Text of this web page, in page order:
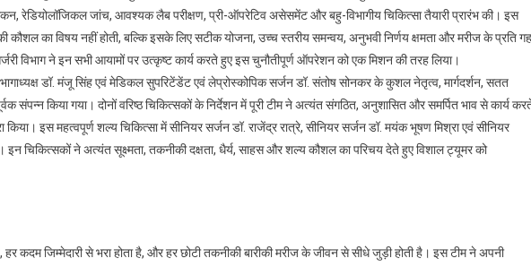
रेडियोलॉजिकल जांच, आवश्यक लैब परीक्षण, प्री-ऑपरेटिव असेसमेंट और बहु-विभागीय चिकित्सा तैयारी प्रारंभ की। इस
का विषय नहीं होती, बल्कि इसके लिए सटीक योजना, उच्च स्तरीय समन्वय, अनुभवी निर्णय क्षमता और मरीज के प्रति
विभाग ने इन सभी आयामों पर उत्कृष्ट कार्य करते हुए इस चुनौतीपूर्ण ऑपरेशन को एक मिशन की तरह लिया।
डॉ. मंजू सिंह एवं मेडिकल सुपरिटेंडेंट एवं लेप्रोस्कोपिक सर्जन डॉ. संतोष सोनकर के कुशल नेतृत्व, मार्गदर्शन, सतत
संपन्न किया गया। दोनों वरिष्ठ चिकित्सकों के निर्देशन में पूरी टीम ने अत्यंत संगठित, अनुशासित और समर्पित भाव से कार्य
इस महत्वपूर्ण शल्य चिकित्सा में सीनियर सर्जन डॉ. राजेंद्र रात्रे, सीनियर सर्जन डॉ. मयंक भूषण मिश्रा एवं सीनियर
इन चिकित्सकों ने अत्यंत सूक्ष्मता, तकनीकी दक्षता, धैर्य, साहस और शल्य कौशल का परिचय देते हुए विशाल ट्यूमर को
हर कदम जिम्मेदारी से भरा होता है, और हर छोटी तकनीकी बारीकी मरीज के जीवन से सीधे जुड़ी होती है। इस टीम ने अपनी